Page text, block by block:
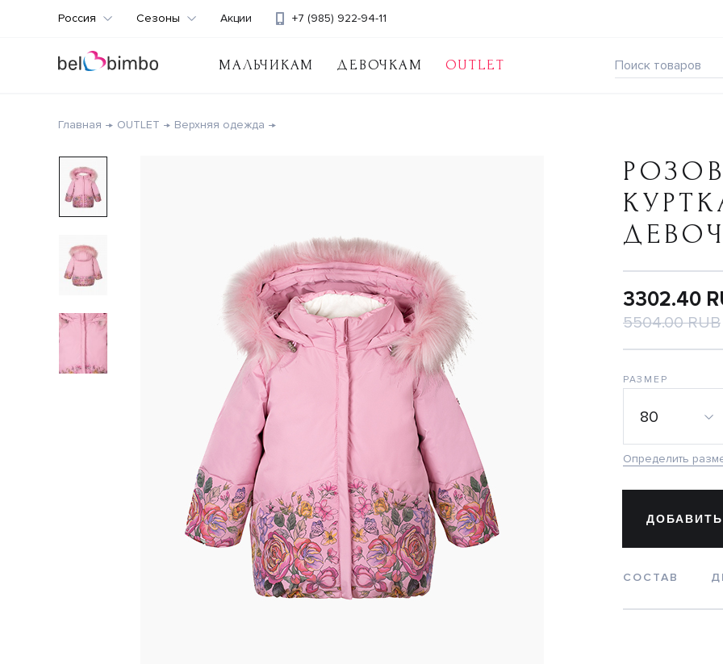
МАЛЬЧИКАМ ДЕВОЧКАМ OUTLET
+7 (985) 922-94-11
Россия Сезоны Акции
Главная OUTLET Верхняя одежда
3302.40
5504.00 RUB
РАЗМЕР
80
Определить
СОСТАВ